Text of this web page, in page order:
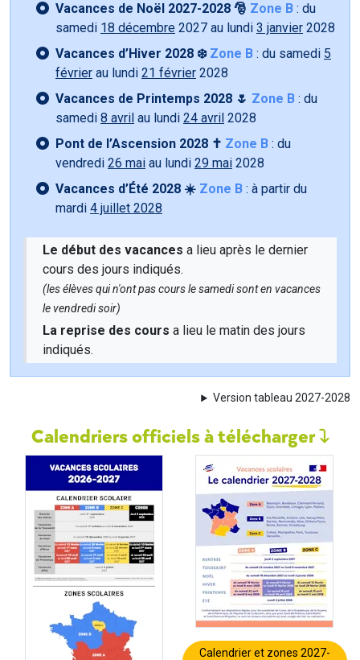
Vacances de Noël 2027-2028 🎅 Zone B : du
samedi 18 décembre 2027 au lundi 3 janvier 2028
Vacances d’Hiver 2028 ❄️ Zone B : du samedi 5
février au lundi 21 février 2028
Vacances de Printemps 2028 🌷 Zone B : du
samedi 8 avril au lundi 24 avril 2028
Pont de l’Ascension 2028 ✝️ Zone B : du
vendredi 26 mai au lundi 29 mai 2028
Vacances d’Été 2028 ☀️ Zone B : à partir du
mardi 4 juillet 2028
Le début des vacances a lieu après le dernier
cours des jours indiqués.
(les élèves qui n'ont pas cours le samedi sont en vacances
le vendredi soir)
La reprise des cours a lieu le matin des jours
indiqués.
Version tableau 2027-2028
Calendriers officiels à télécharger
Calendrier et zones 2027-